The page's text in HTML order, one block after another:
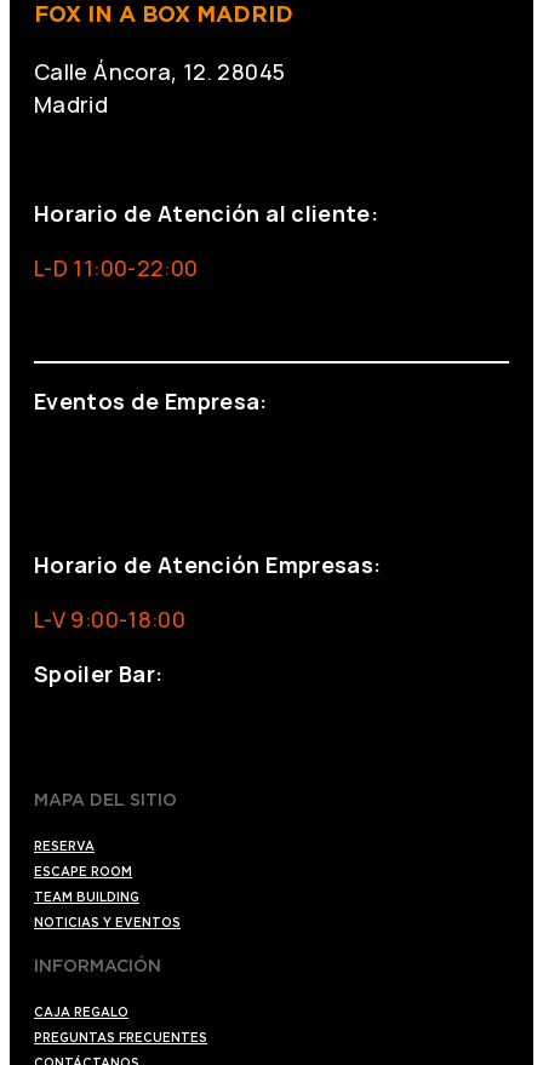
FOX IN A BOX MADRID
Calle Áncora, 12. 28045
Madrid
Horario de Atención al cliente:
L-D 11:00-22:00
Eventos de Empresa:
Horario de Atención Empresas:
L-V 9:00-18:00
Spoiler Bar:
MAPA DEL SITIO
RESERVA
ESCAPE ROOM
TEAM BUILDING
NOTICIAS Y EVENTOS
INFORMACIÓN
CAJA REGALO
PREGUNTAS FRECUENTES